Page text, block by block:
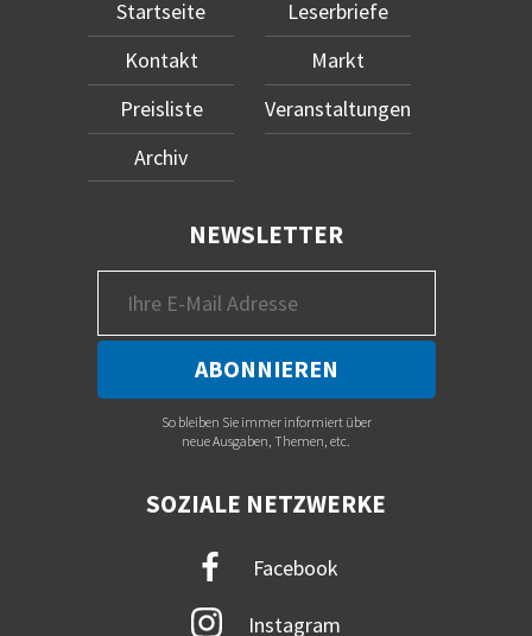
Startseite
Kontakt
Preisliste
Archiv
Leserbriefe
Markt
Veranstaltungen
NEWSLETTER
So bleiben Sie immer informiert über
neue Ausgaben, Themen, etc.
SOZIALE NETZWERKE
Facebook
Instagram